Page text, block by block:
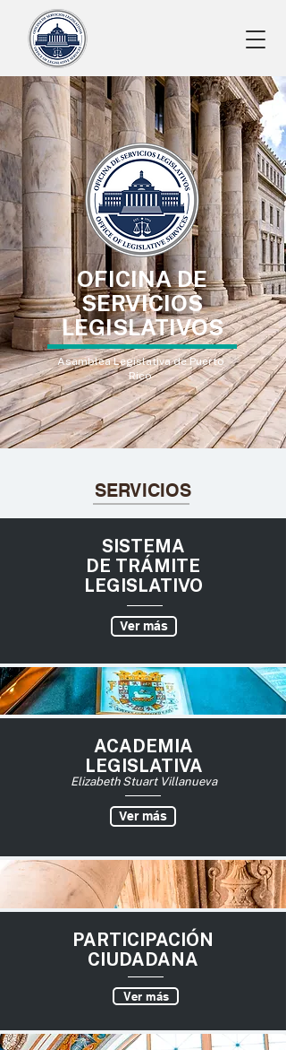
OFICINA DE
SERVICIOS
LEGISLATIVOS
Asamblea Legislativa de Puerto
Rico
SERVICIOS
SISTEMA
DE TRÁMITE
LEGISLATIVO
Ver más
ACADEMIA
LEGISLATIVA
Elizabeth Stuart Villanueva
Ver más
PARTICIPACIÓN
CIUDADANA
Ver más